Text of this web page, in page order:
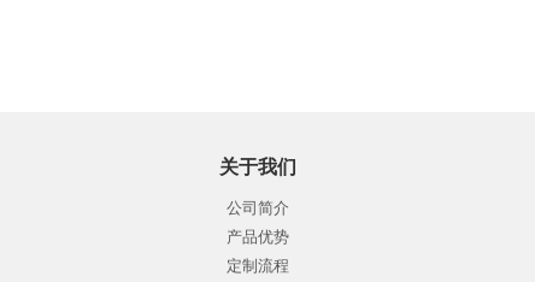
关于我们
公司简介
产品优势
定制流程